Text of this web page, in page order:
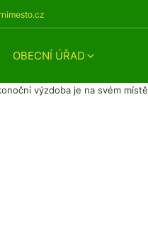
OBECNÍ ÚŘAD
výzdoba je na svém místě